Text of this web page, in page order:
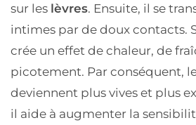
sur les lèvres. Ensuite, il se
intimes par de doux contacts.
crée un effet de chaleur, de
picotement. Par conséquent,
deviennent plus vives et plus
il aide à augmenter la